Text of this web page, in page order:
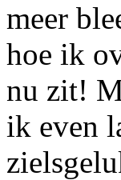
meer
hoe ik
nu zit!
ik even